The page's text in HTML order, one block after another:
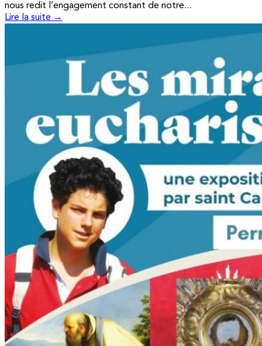
nous redit l’engagement constant de notre...
Lire la suite →